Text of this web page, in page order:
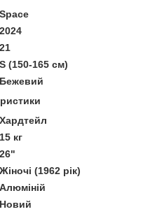
Space
2024
21
S (150-165 см)
Бежевий
Хардтейл
15 кг
26"
Жіночі (1962 рік)
Алюміній
Новий